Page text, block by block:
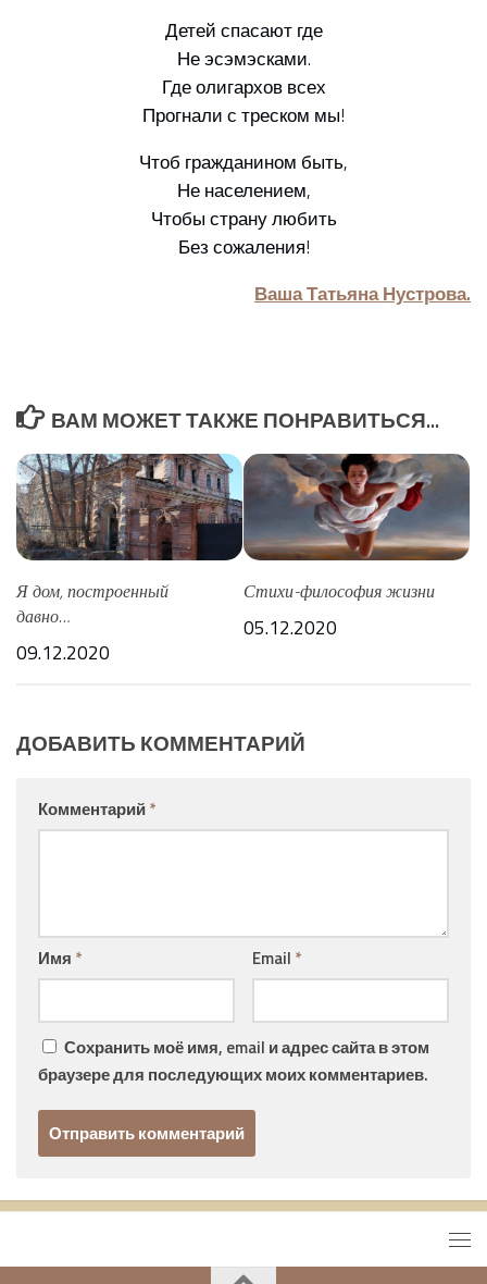
Детей спасают где
Не эсэмэсками.
Где олигархов всех
Прогнали с треском мы!
Чтоб гражданином быть,
Не населением,
Чтобы страну любить
Без сожаления!
Ваша Татьяна Нустрова.
ВАМ МОЖЕТ ТАКЖЕ ПОНРАВИТЬСЯ...
Я дом, построенный
давно…
09.12.2020
Стихи-философия жизни
05.12.2020
ДОБАВИТЬ КОММЕНТАРИЙ
Комментарий*
Имя * Email *
Сохранить моё имя, email и адрес сайта в этом
браузере для последующих моих комментариев.